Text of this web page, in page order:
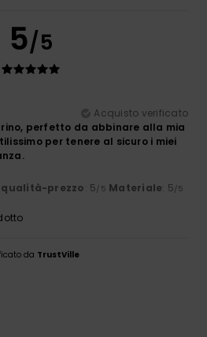
5/5
Acquisto verificato
perfetto da abbinare alla mia
per tenere al sicuro i miei
prezzo: 5/5 Materiale: 5/5
da TrustVille